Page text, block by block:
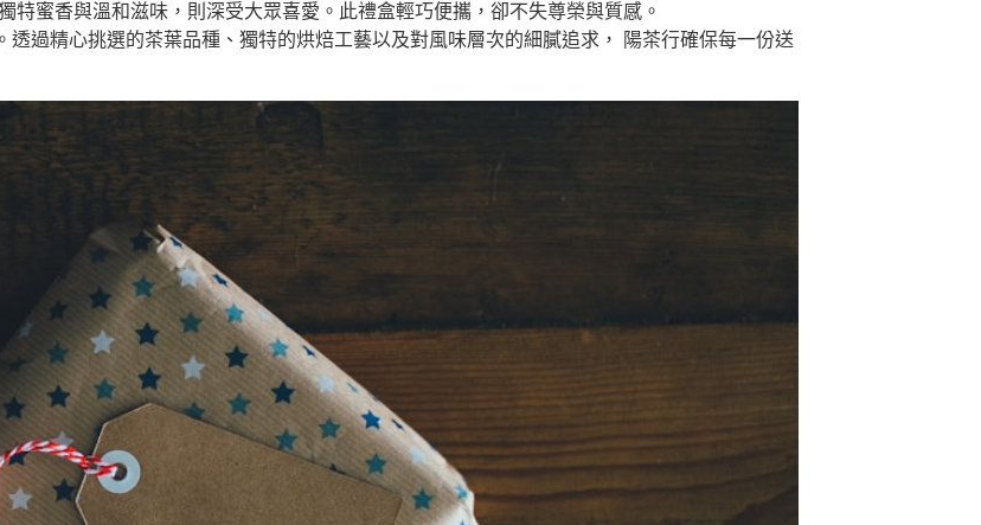
蜜香與溫和滋味，則深受大眾喜愛。此禮盒輕巧便攜，卻不失尊榮與質感。
過精心挑選的茶葉品種、獨特的烘焙工藝以及對風味層次的細膩追求， 陽茶行確保每一份送